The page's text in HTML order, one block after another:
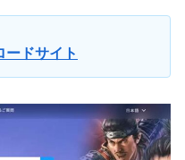
ードサイト